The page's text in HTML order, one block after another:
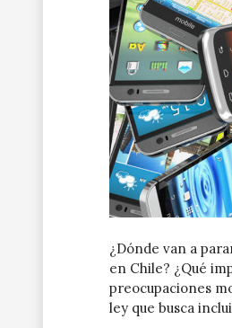
¿Dónde van a
en Chile? ¿Qué
preocupaciones
ley que busca